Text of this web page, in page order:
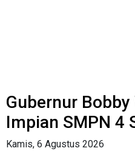
Gubernur
Impian SMPN 4
Kamis, 6 Agustus 2026